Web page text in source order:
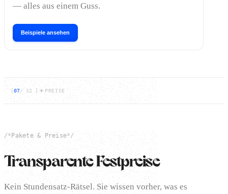
— alles aus einem Guss.
Beispiele ansehen
[07/ 12 ] PREISE
/*Pakete & Preise*/
Transparente Festpreise
Kein Stundensatz-Rätsel. Sie wissen vorher, was es